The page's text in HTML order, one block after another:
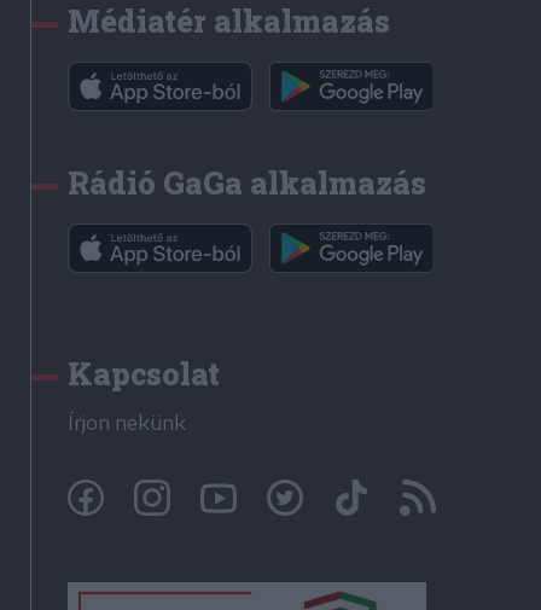
Médiatér alkalmazás
Rádió GaGa alkalmazás
Kapcsolat
Írjon nekünk